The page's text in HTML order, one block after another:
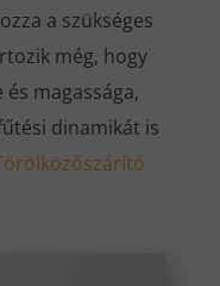
a szükséges
még, hogy
magassága,
dinamikát is